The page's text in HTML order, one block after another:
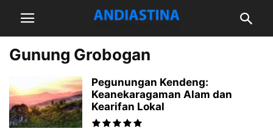
Gunung Grobogan
Pegunungan Kendeng:
Keanekaragaman Alam dan
Kearifan Lokal